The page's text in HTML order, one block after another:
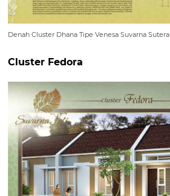
Denah Cluster Dhana Tipe Venesa Suvarna Sutera
Cluster Fedora